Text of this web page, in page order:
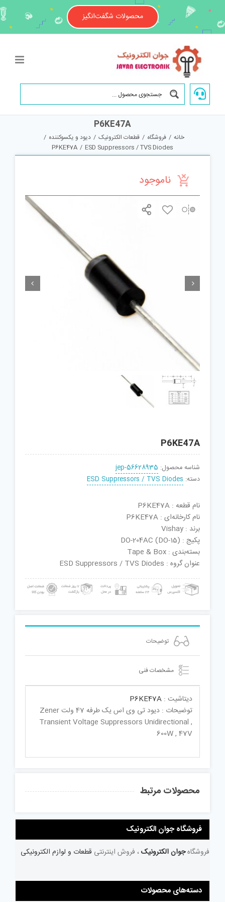
content
محصولات شگفت‌انگیز
P6KE47A
خانه / فروشگاه / قطعات الکترونیک / دیود و یکسوکننده /
ESD Suppressors / TVS Diodes
/
P6KE47A
ناموجود
 
P6KE47A
شناسه محصول: jep-56628935
دسته: ESD Suppressors / TVS Diodes
نام قطعه : P6KE47A
نام کارخانه‌ای : P6KE47A
برند : Vishay
پکیج : DO-204AC (DO-15)
بسته‌بندی : Tape & Box
عنوان گروه : ESD Suppressors / TVS Diodes
توضیحات
مشخصات فنی
دیتاشیت : P6KE47A
توضیحات : دیود تی وی اس یک طرفه 47 ولت Zener
Transient Voltage Suppressors Unidirectional ,
600W , 47V
محصولات مرتبط
فروشگاه جوان الکترونیک
فروشگاهجوان الکترونیک ، فروش اینترنتی قطعات و لوازم الکترونیکی
دسته‌های محصولات